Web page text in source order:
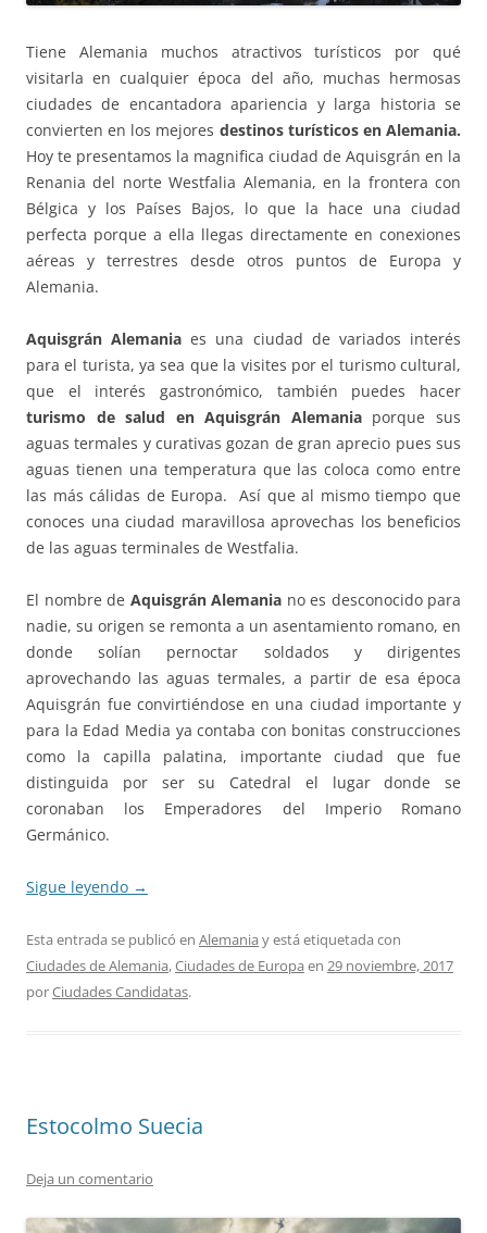
Tiene Alemania muchos atractivos turísticos por qué
visitarla en cualquier época del año, muchas hermosas
ciudades de encantadora apariencia y larga historia se
convierten en los mejores destinos turísticos en Alemania.
Hoy te presentamos la magnifica ciudad de Aquisgrán en la
Renania del norte Westfalia Alemania, en la frontera con
Bélgica y los Países Bajos, lo que la hace una ciudad
perfecta porque a ella llegas directamente en conexiones
aéreas y terrestres desde otros puntos de Europa y
Alemania.
Aquisgrán Alemaniaes una ciudad de variados interés
para el turista, ya sea que la visites por el turismo cultural,
que el interés gastronómico, también puedes hacer
turismo de salud en Aquisgrán Alemania porque sus
aguas termales y curativas gozan de gran aprecio pues sus
aguas tienen una temperatura que las coloca como entre
las más cálidas de Europa. Así que al mismo tiempo que
conoces una ciudad maravillosa aprovechas los beneficios
de las aguas terminales de Westfalia.
El nombre de Aquisgrán Alemania no es desconocido para
nadie, su origen se remonta a un asentamiento romano, en
donde solían pernoctar soldados y dirigentes
aprovechando las aguas termales, a partir de esa época
Aquisgrán fue convirtiéndose en una ciudad importante y
para la Edad Media ya contaba con bonitas construcciones
como la capilla palatina, importante ciudad que fue
distinguida por ser su Catedral el lugar donde se
coronaban los Emperadores del Imperio Romano
Germánico.
Sigue leyendo →
Esta entrada se publicó en Alemania y está etiquetada con
Ciudades de Alemania,Ciudades de Europa en 29 noviembre, 2017
porCiudades Candidatas.
Estocolmo Suecia
Deja un comentario